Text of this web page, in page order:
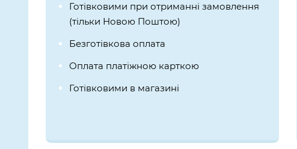
Готівковими при отриманні замовлення
(тільки Новою Поштою)
Безготівкова оплата
Оплата платіжною карткою
Готівковими в магазині